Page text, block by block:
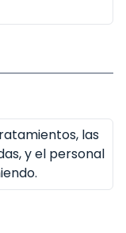
las
y el personal